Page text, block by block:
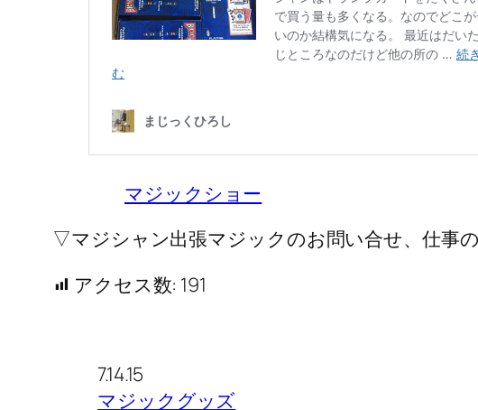
マジックショー
▽マジシャン出張マジックのお問い合せ、仕事
アクセス数: 191
7.14.15
マジックグッズ